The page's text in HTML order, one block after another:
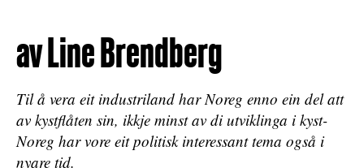
av Line Brendberg
Til å vera eit industriland har Noreg enno ein del att
av kystflåten sin, ikkje minst av di utviklinga i kyst-
Noreg har vore eit politisk interessant tema også i
nyare tid.